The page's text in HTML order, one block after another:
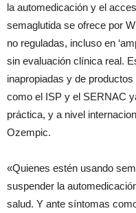
la automedicación y el
semaglutida se ofrece por
no reguladas, incluso en
sin evaluación clínica real.
inapropiadas y de
como el ISP y el SERNAC
práctica, y a nivel
Ozempic.
«Quienes estén usando
suspender la
salud. Y ante síntomas